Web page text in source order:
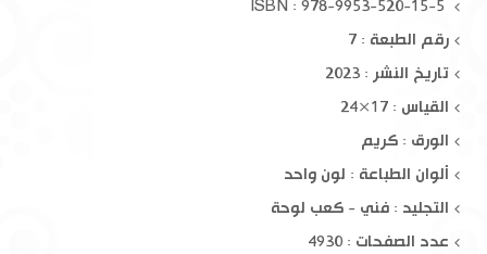
رقم الطبعة : 7
تاريخ النشر : 2023
القياس : 17×24
الورق : كريم
ألوان الطباعة : لون واحد
التجليد : فني - كعب لوحة
عدد الصفحات : 4930